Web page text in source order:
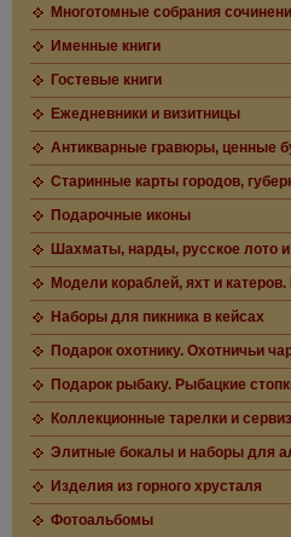
Многотомные собрания
Именные книги
Гостевые книги
Ежедневники и визитницы
Антикварные гравюры, ценные
Старинные карты городов,
Подарочные иконы
Шахматы, нарды, русское лото
Модели кораблей, яхт и
Наборы для пикника в кейсах
Подарок охотнику. Охотничьи
Подарок рыбаку. Рыбацкие
Коллекционные тарелки и
Элитные бокалы и наборы для
Изделия из горного хрусталя
Фотоальбомы